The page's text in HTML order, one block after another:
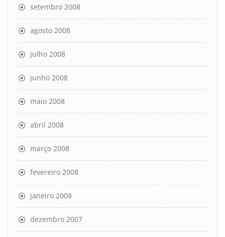
setembro 2008
agosto 2008
julho 2008
junho 2008
maio 2008
abril 2008
março 2008
fevereiro 2008
janeiro 2008
dezembro 2007